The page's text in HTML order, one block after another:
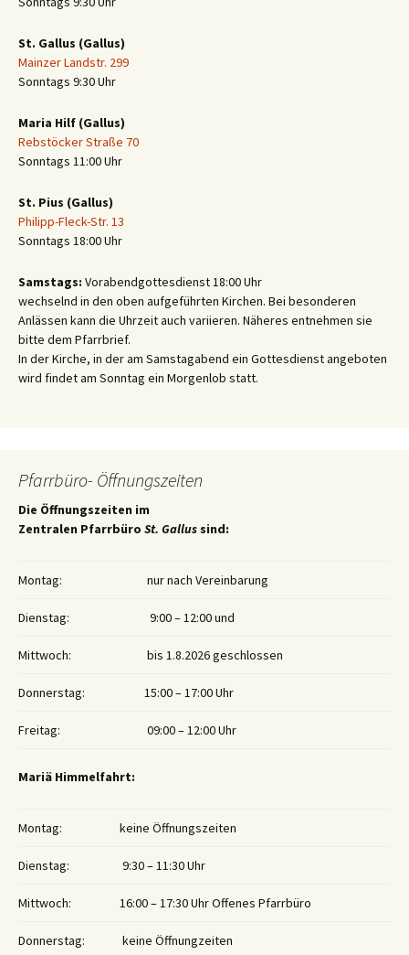
St. Gallus (Gallus)
Mainzer Landstr. 299
Sonntags 9:30 Uhr
Maria Hilf (Gallus)
Rebstöcker Straße 70
Sonntags 11:00 Uhr
St. Pius (Gallus)
Philipp-Fleck-Str. 13
Sonntags 18:00 Uhr
Samstags: Vorabendgottesdienst 18:00 Uhr
wechselnd in den oben aufgeführten Kirchen. Bei besonderen
Anlässen kann die Uhrzeit auch variieren. Näheres entnehmen sie
bitte dem Pfarrbrief.
In der Kirche, in der am Samstagabend ein Gottesdienst angeboten
wird findet am Sonntag ein Morgenlob statt.
Pfarrbüro- Öffnungszeiten
Die Öffnungszeiten im
Zentralen Pfarrbüro St. Gallus sind:
Montag: nur nach Vereinbarung
Dienstag: 9:00 – 12:00 und
Mittwoch: bis 1.8.2026 geschlossen
Donnerstag: 15:00 – 17:00 Uhr
Freitag: 09:00 – 12:00 Uhr
Mariä Himmelfahrt:
Montag: keine Öffnungszeiten
Dienstag: 9:30 – 11:30 Uhr
Mittwoch: 16:00 – 17:30 Uhr Offenes Pfarrbüro
Donnerstag: keine Öffnungzeiten